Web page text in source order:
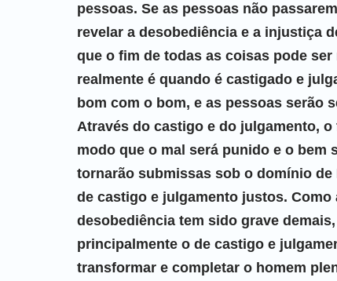
pessoas. Se as pessoas não
revelar a desobediência e a injustiça
que o fim de todas as coisas pode
realmente é quando é castigado e
bom com o bom, e as pessoas serão
Através do castigo e do julgamento,
modo que o mal será punido e o bem
tornarão submissas sob o domínio de
de castigo e julgamento justos.
desobediência tem sido grave
principalmente o de castigo e
transformar e completar o homem